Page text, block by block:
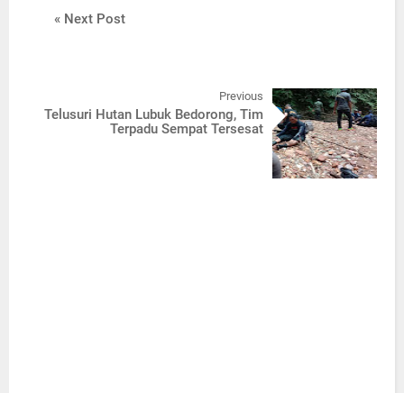
« Next Post
Previous
Telusuri Hutan Lubuk Bedorong, Tim
Terpadu Sempat Tersesat